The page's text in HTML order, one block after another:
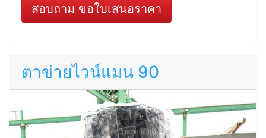
สอบถาม ขอใบเสนอราคา
ตาข่ายไวน์แมน 90